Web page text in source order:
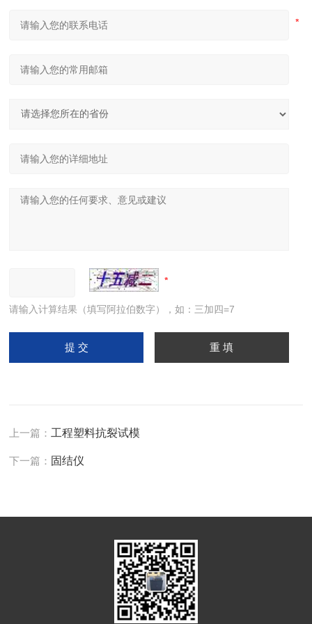
请输入计算结果（填写阿拉伯数字），如：三加四=7
上一篇： 工程塑料抗裂试模
下一篇： 固结仪